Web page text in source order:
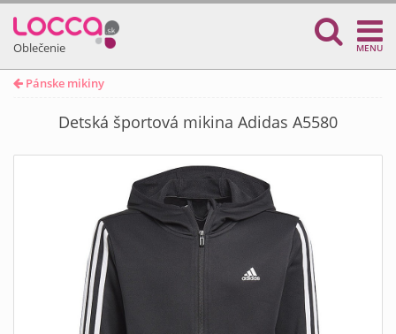
Oblečenie MENU
Pánske mikiny
Detská športová mikina Adidas A5580